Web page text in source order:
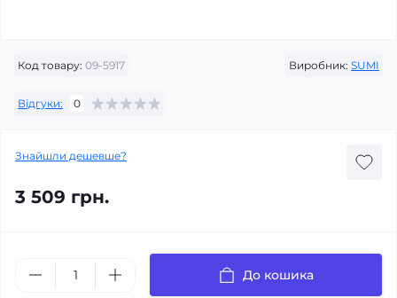
Код товару: 09-5917 Виробник: SUMI
Відгуки: 0
Знайшли дешевше?
3 509 грн.
До кошика